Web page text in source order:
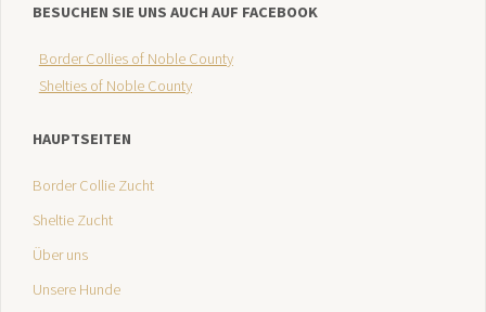
BESUCHEN SIE UNS AUCH AUF FACEBOOK
Border Collies of Noble County
Shelties of Noble County
HAUPTSEITEN
Border Collie Zucht
Sheltie Zucht
Über uns
Unsere Hunde